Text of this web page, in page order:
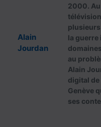
Alain
Jourdan
2000.
plusieurs
la guerre
au
Alain
digital de
Genève
ses